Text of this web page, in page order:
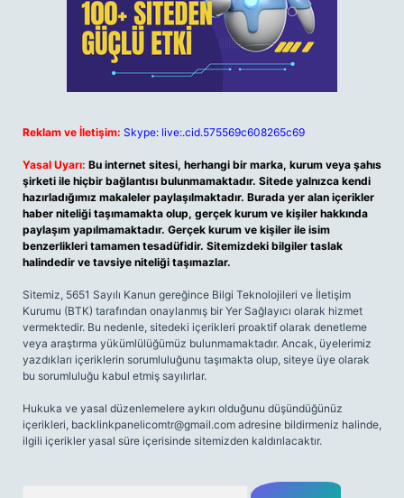
Reklam ve İletişim: Skype: live:.cid.575569c608265c69
Yasal Uyarı: Bu internet sitesi, herhangi bir marka, kurum veya şahıs
şirketi ile hiçbir bağlantısı bulunmamaktadır. Sitede yalnızca kendi
hazırladığımız makaleler paylaşılmaktadır. Burada yer alan içerikler
haber niteliği taşımamakta olup, gerçek kurum ve kişiler hakkında
paylaşım yapılmamaktadır. Gerçek kurum ve kişiler ile isim
benzerlikleri tamamen tesadüfidir. Sitemizdeki bilgiler taslak
halindedir ve tavsiye niteliği taşımazlar.
Sitemiz, 5651 Sayılı Kanun gereğince Bilgi Teknolojileri ve İletişim
Kurumu (BTK) tarafından onaylanmış bir Yer Sağlayıcı olarak hizmet
vermektedir. Bu nedenle, sitedeki içerikleri proaktif olarak denetleme
veya araştırma yükümlülüğümüz bulunmamaktadır. Ancak, üyelerimiz
yazdıkları içeriklerin sorumluluğunu taşımakta olup, siteye üye olarak
bu sorumluluğu kabul etmiş sayılırlar.
Hukuka ve yasal düzenlemelere aykırı olduğunu düşündüğünüz
içerikleri, backlinkpanelicomtr@gmail.com adresine bildirmeniz halinde,
ilgili içerikler yasal süre içerisinde sitemizden kaldırılacaktır.